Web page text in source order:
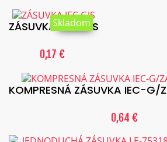
ZÁSUVKA IEC GJS
0,17 €
Skladom
KOMPRESNÁ ZÁSUVKA IEC-G/
0,64 €